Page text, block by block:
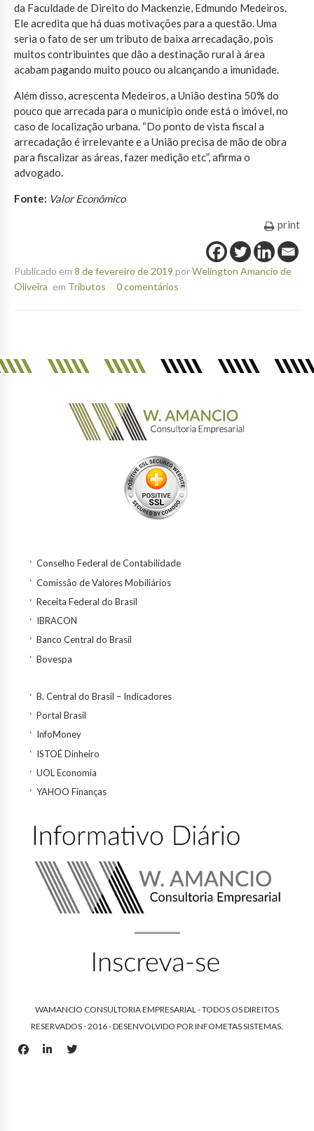
da Faculdade de Direito do Mackenzie, Edmundo Medeiros.
Ele acredita que há duas motivações para a questão. Uma
seria o fato de ser um tributo de baixa arrecadação, pois
muitos contribuintes que dão a destinação rural à área
acabam pagando muito pouco ou alcançando a imunidade.
Além disso, acrescenta Medeiros, a União destina 50% do
pouco que arrecada para o município onde está o imóvel, no
caso de localização urbana. “Do ponto de vista fiscal a
arrecadação é irrelevante e a União precisa de mão de obra
para fiscalizar as áreas, fazer medição etc”, afirma o
advogado.
Fonte: Valor Econômico
print
Publicado em 8 de fevereiro de 2019 porWelington Amancio de
Oliveira em Tributos 0 comentários
Conselho Federal de Contabilidade
Comissão de Valores Mobiliários
Receita Federal do Brasil
IBRACON
Banco Central do Brasil
Bovespa
B. Central do Brasil – Indicadores
Portal Brasil
InfoMoney
ISTOÉ Dinheiro
UOL Economia
YAHOO Finanças
WAMANCIO CONSULTORIA EMPRESARIAL - TODOS OS DIREITOS
RESERVADOS - 2016 - DESENVOLVIDO PORINFOMETAS SISTEMAS.